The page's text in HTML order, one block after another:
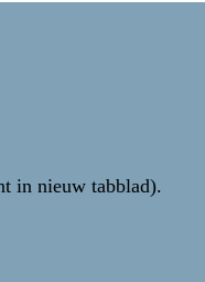
in nieuw tabblad).